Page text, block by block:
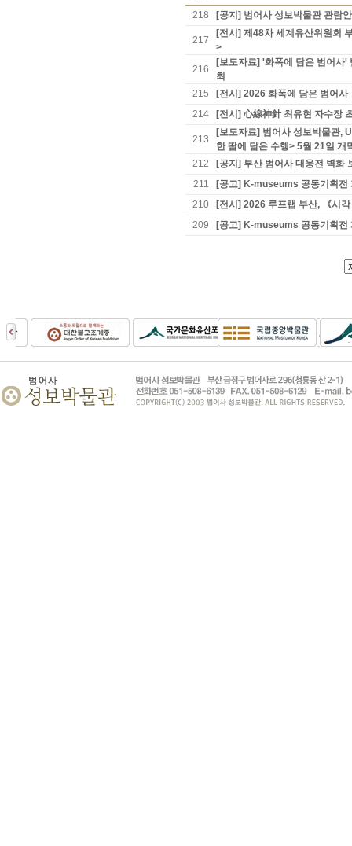
218
[공지] 범어사 성보박물관 관람
217
[전시] 제48차 세계유산위원회
>
216
[보도자료] '화폭에 담은 범어사'
최
215
[전시] 2026 화폭에 담은 범어사
214
[전시] 心線神針 최유현 자수장
213
[보도자료] 범어사 성보박물관,
한 땀에 담은 수행> 5월 21일 개
212
[공지] 부산 범어사 대웅전 벽화
211
[공고] K-museums 공동기획전
210
[전시] 2026 루프랩 부산, 《시
209
[공고] K-museums 공동기획전